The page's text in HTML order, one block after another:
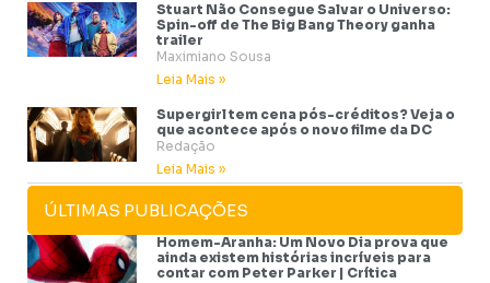
Stuart Não Consegue Salvar o Universo:
Spin-off de The Big Bang Theory ganha
trailer
Maximiano Sousa
Leia Mais »
Supergirl tem cena pós-créditos? Veja o
que acontece após o novo filme da DC
Redação
Leia Mais »
ÚLTIMAS PUBLICAÇÕES
Homem-Aranha: Um Novo Dia prova que
ainda existem histórias incríveis para
contar com Peter Parker | Crítica